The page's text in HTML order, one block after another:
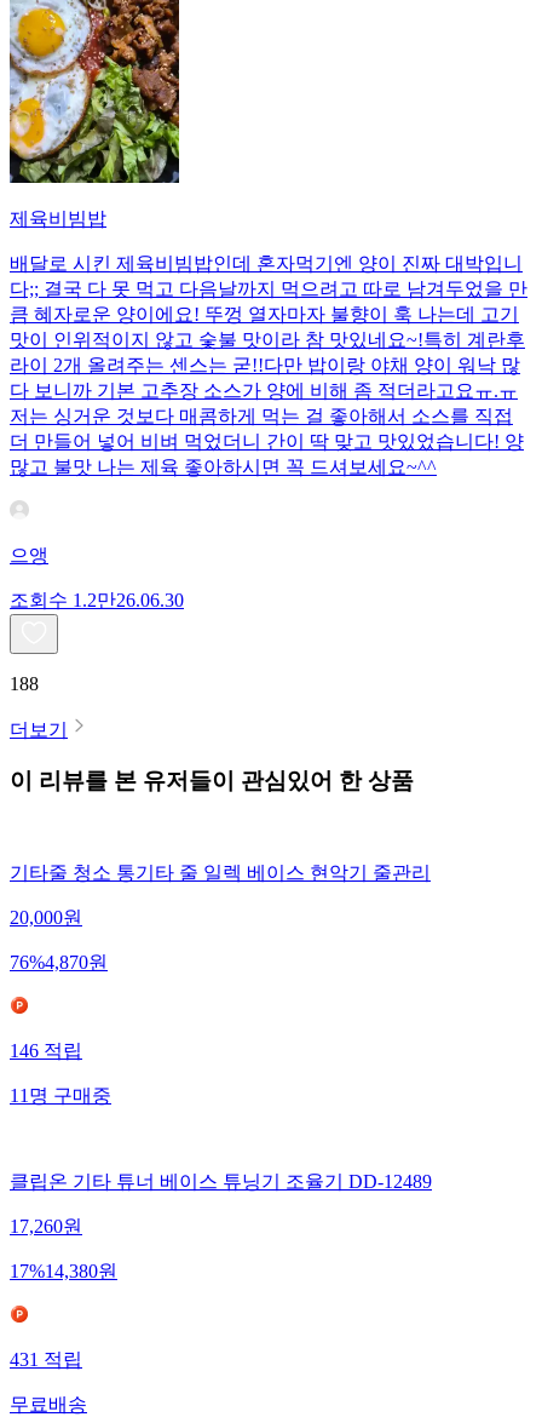
제육비빔밥
배달로 시킨 제육비빔밥인데 혼자먹기엔 양이 진짜 대박입니
다;; 결국 다 못 먹고 다음날까지 먹으려고 따로 남겨두었을 만
큼 혜자로운 양이에요! 뚜껑 열자마자 불향이 훅 나는데 고기
맛이 인위적이지 않고 숯불 맛이라 참 맛있네요~!특히 계란후
라이 2개 올려주는 센스는 굳!! ​다만 밥이랑 야채 양이 워낙 많
다 보니까 기본 고추장 소스가 양에 비해 좀 적더라고요ㅠ.ㅠ
저는 싱거운 것보다 매콤하게 먹는 걸 좋아해서 소스를 직접
더 만들어 넣어 비벼 먹었더니 간이 딱 맞고 맛있었습니다! 양
많고 불맛 나는 제육 좋아하시면 꼭 드셔보세요~^^
으앵
조회수 1.2만26.06.30
188
더보기
이 리뷰를 본 유저들이 관심있어 한 상품
기타줄 청소 통기타 줄 일렉 베이스 현악기 줄관리
20,000원
76%4,870원
146 적립
11 명 구매중
클립온 기타 튜너 베이스 튜닝기 조율기 DD-12489
17,260원
17%14,380원
431 적립
무료배송